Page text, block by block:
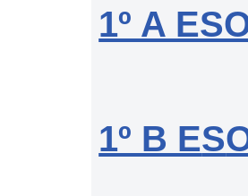
1º A
1º B ES